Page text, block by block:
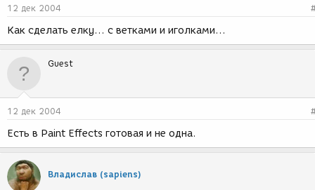
ы
а
и
я
12 дек 2004
Как сделать елку... с ветками и иголками...
Guest
12 дек 2004
Есть в Paint Effects готовая и не одна.
Владислав (sapiens)